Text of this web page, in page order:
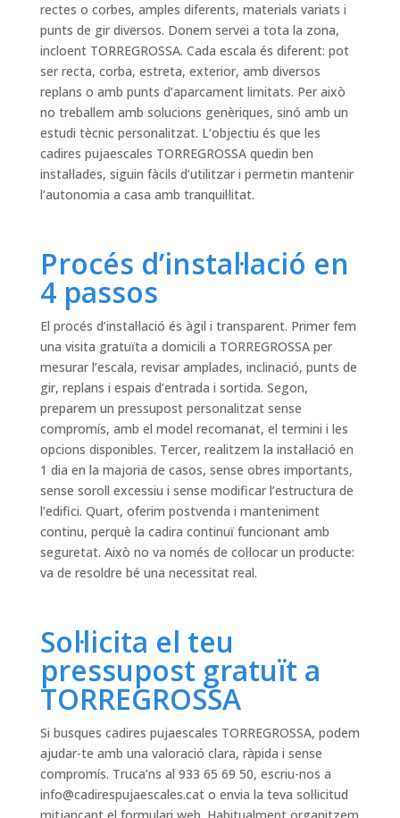
rectes o corbes, amples diferents, materials variats i
punts de gir diversos. Donem servei a tota la zona,
incloent TORREGROSSA. Cada escala és diferent: pot
ser recta, corba, estreta, exterior, amb diversos
replans o amb punts d’aparcament limitats. Per això
no treballem amb solucions genèriques, sinó amb un
estudi tècnic personalitzat. L’objectiu és que les
cadires pujaescales TORREGROSSA quedin ben
instal·lades, siguin fàcils d’utilitzar i permetin mantenir
l’autonomia a casa amb tranquil·litat.
Procés d’instal·lació en
4 passos
El procés d’instal·lació és àgil i transparent. Primer fem
una visita gratuïta a domicili a TORREGROSSA per
mesurar l’escala, revisar amplades, inclinació, punts de
gir, replans i espais d’entrada i sortida. Segon,
preparem un pressupost personalitzat sense
compromís, amb el model recomanat, el termini i les
opcions disponibles. Tercer, realitzem la instal·lació en
1 dia en la majoria de casos, sense obres importants,
sense soroll excessiu i sense modificar l’estructura de
l’edifici. Quart, oferim postvenda i manteniment
continu, perquè la cadira continuï funcionant amb
seguretat. Això no va només de col·locar un producte:
va de resoldre bé una necessitat real.
Sol·licita el teu
pressupost gratuït a
TORREGROSSA
Si busques cadires pujaescales TORREGROSSA, podem
ajudar-te amb una valoració clara, ràpida i sense
compromís. Truca’ns al 933 65 69 50, escriu-nos a
info@cadirespujaescales.cato envia la teva sol·licitud